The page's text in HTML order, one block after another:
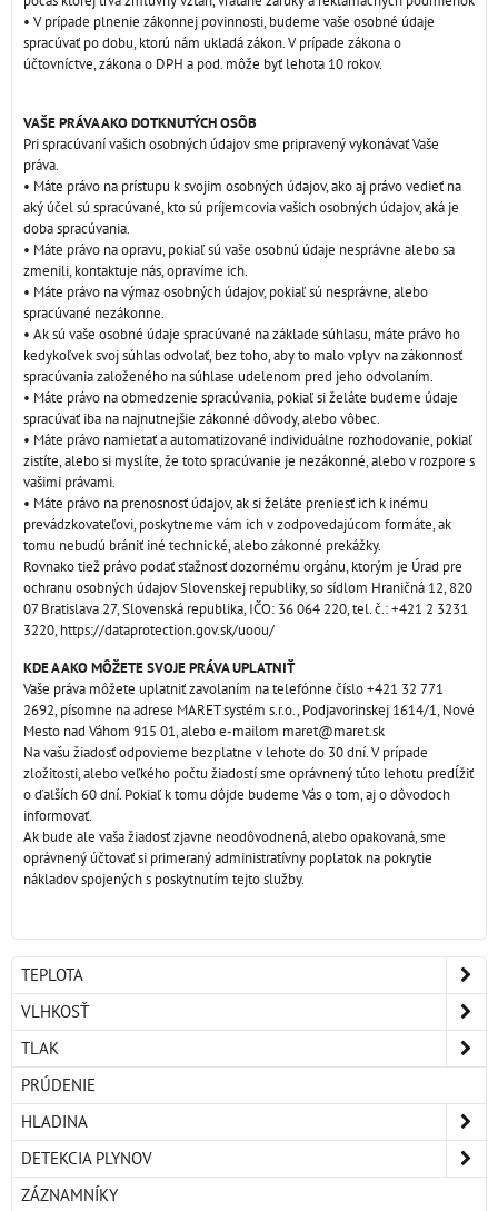
• V prípade plnenie zákonnej povinnosti, budeme vaše osobné údaje
spracúvať po dobu, ktorú nám ukladá zákon. V prípade zákona o
účtovníctve, zákona o DPH a pod. môže byť lehota 10 rokov.
VAŠE PRÁVA AKO DOTKNUTÝCH OSÔB
Pri spracúvaní vašich osobných údajov sme pripravený vykonávať Vaše
práva.
• Máte právo na prístupu k svojim osobných údajov, ako aj právo vedieť na
aký účel sú spracúvané, kto sú príjemcovia vašich osobných údajov, aká je
doba spracúvania.
• Máte právo na opravu, pokiaľ sú vaše osobnú údaje nesprávne alebo sa
zmenili, kontaktuje nás, opravíme ich.
• Máte právo na výmaz osobných údajov, pokiaľ sú nesprávne, alebo
spracúvané nezákonne.
• Ak sú vaše osobné údaje spracúvané na základe súhlasu, máte právo ho
kedykoľvek svoj súhlas odvolať, bez toho, aby to malo vplyv na zákonnosť
spracúvania založeného na súhlase udelenom pred jeho odvolaním.
• Máte právo na obmedzenie spracúvania, pokiaľ si želáte budeme údaje
spracúvať iba na najnutnejšie zákonné dôvody, alebo vôbec.
• Máte právo namietať a automatizované individuálne rozhodovanie, pokiaľ
zistíte, alebo si myslíte, že toto spracúvanie je nezákonné, alebo v rozpore s
vašimi právami.
• Máte právo na prenosnosť údajov, ak si želáte preniesť ich k inému
prevádzkovateľovi, poskytneme vám ich v zodpovedajúcom formáte, ak
tomu nebudú brániť iné technické, alebo zákonné prekážky.
Rovnako tiež právo podať sťažnosť dozornému orgánu, ktorým je Úrad pre
ochranu osobných údajov Slovenskej republiky, so sídlom Hraničná 12, 820
07 Bratislava 27, Slovenská republika, IČO: 36 064 220, tel. č.: +421 2 3231
3220, https://dataprotection.gov.sk/uoou/
KDE A AKO MÔŽETE SVOJE PRÁVA UPLATNIŤ
Vaše práva môžete uplatniť zavolaním na telefónne číslo +421 32 771
2692, písomne na adrese MARET systém s.r.o., Podjavorinskej 1614/1, Nové
Mesto nad Váhom 915 01, alebo e-mailom maret@maret.sk
Na vašu žiadosť odpovieme bezplatne v lehote do 30 dní. V prípade
zložitosti, alebo veľkého počtu žiadostí sme oprávnený túto lehotu predĺžiť
o ďalších 60 dní. Pokiaľ k tomu dôjde budeme Vás o tom, aj o dôvodoch
informovať.
Ak bude ale vaša žiadosť zjavne neodôvodnená, alebo opakovaná, sme
oprávnený účtovať si primeraný administratívny poplatok na pokrytie
nákladov spojených s poskytnutím tejto služby.
TEPLOTA
VLHKOSŤ
TLAK
PRÚDENIE
HLADINA
DETEKCIA PLYNOV
ZÁZNAMNÍKY